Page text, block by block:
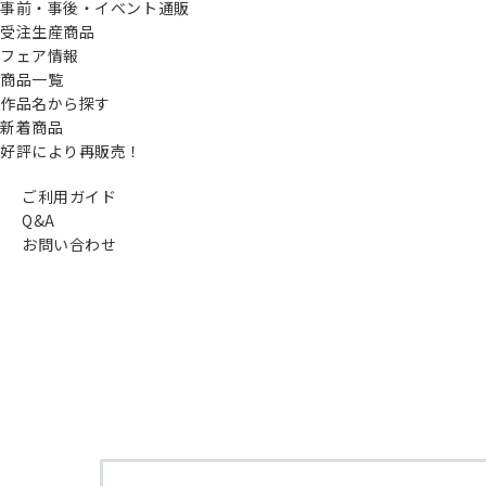
事前・事後・イベント通販
受注生産商品
フェア情報
商品一覧
作品名から探す
新着商品
好評により再販売！
ご利用ガイド
Q&A
お問い合わせ